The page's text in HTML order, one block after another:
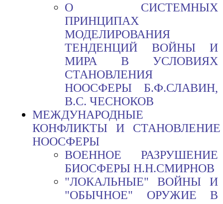
О СИСТЕМНЫХ
ПРИНЦИПАХ
МОДЕЛИРОВАНИЯ
ТЕНДЕНЦИЙ ВОЙНЫ И
МИРА В УСЛОВИЯХ
СТАНОВЛЕНИЯ
НООСФЕРЫ Б.Ф.СЛАВИН,
B.C. ЧЕСНОКОВ
МЕЖДУНАРОДНЫЕ
КОНФЛИКТЫ И СТАНОВЛЕНИЕ
НООСФЕРЫ
ВОЕННОЕ РАЗРУШЕНИЕ
БИОСФЕРЫ Н.Н.СМИРНОВ
"ЛОКАЛЬНЫЕ" ВОЙНЫ И
"ОБЫЧНОЕ" ОРУЖИЕ В